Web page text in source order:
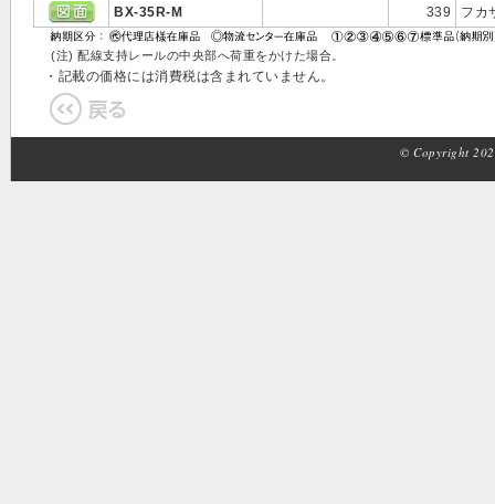
BX-35R-M
339 フカ
(注) 配線支持レールの中央部へ荷重をかけた場合。
・記載の価格には消費税は含まれていません。
© Copyright